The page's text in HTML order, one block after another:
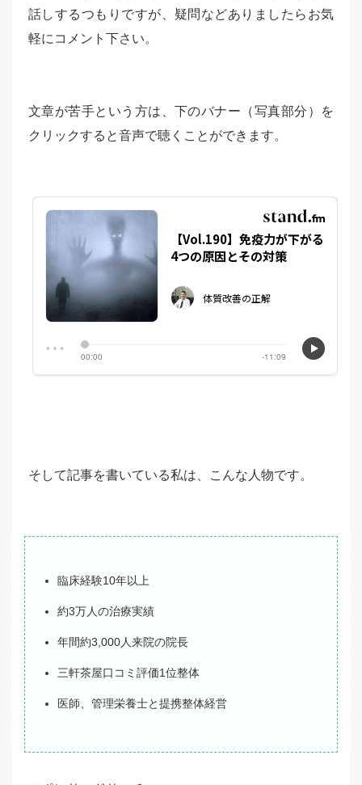
話しするつもりですが、疑問などありましたらお気
軽にコメント下さい。
文章が苦手という方は、下のバナー（写真部分）を
クリックすると音声で聴くことができます。
そして記事を書いている私は、こんな人物です。
臨床経験10年以上
約3万人の治療実績
年間約3,000人来院の院長
三軒茶屋口コミ評価1位整体
医師、管理栄養士と提携整体経営